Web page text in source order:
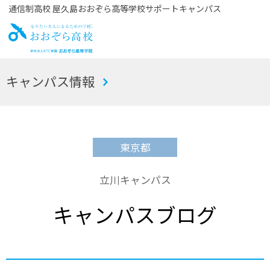
通信制高校 屋久島おおぞら高等学校サポートキャンパス
お
キャンパス情報
東京都
立川キャンパス
キャンパスブログ